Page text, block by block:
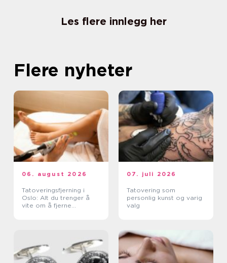
Les flere innlegg her
Flere nyheter
06. august 2026
Tatoveringsfjerning i
Oslo: Alt du trenger å
vite om å fjerne
07. juli 2026
Tatovering som
personlig kunst og varig
valg